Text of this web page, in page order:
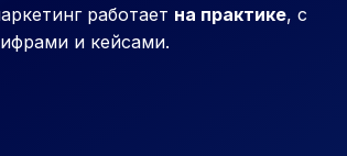
работает на практике, с
и кейсами.